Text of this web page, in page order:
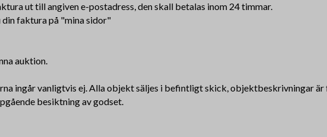
ut till angiven e-postadress, den skall betalas inom 24 timmar.
faktura på "mina sidor"
auktion.
ingår vanligtvis ej. Alla objekt säljes i befintligt skick, objektbeskrivningar
besiktning av godset.